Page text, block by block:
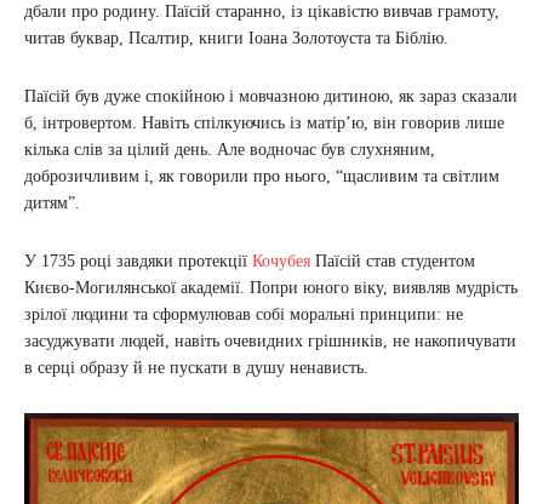
дбали про родину. Паїсій старанно, із цікавістю вивчав грамоту,
читав буквар, Псалтир, книги Іоана Золотоуста та Біблію.
Паїсій був дуже спокійною і мовчазною дитиною, як зараз сказали
б, інтровертом. Навіть спілкуючись із матір’ю, він говорив лише
кілька слів за цілий день. Але водночас був слухняним,
доброзичливим і, як говорили про нього, “щасливим та світлим
дитям”.
У 1735 році завдяки протекції Кочубея Паїсій став студентом
Києво-Могилянської академії. Попри юного віку, виявляв мудрість
зрілої людини та сформулював собі моральні принципи: не
засуджувати людей, навіть очевидних грішників, не накопичувати
в серці образу й не пускати в душу ненависть.